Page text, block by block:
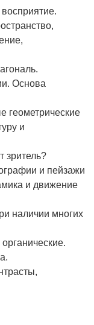
Основа
и
зритель?
и пейзажи
и движение
наличии многих